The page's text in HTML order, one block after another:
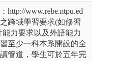
www.rebe.ntpu.ed
跨域學習要求(如修習
力要求以及外語能力
至少一科本系開設的全
管道，學生可於五年完